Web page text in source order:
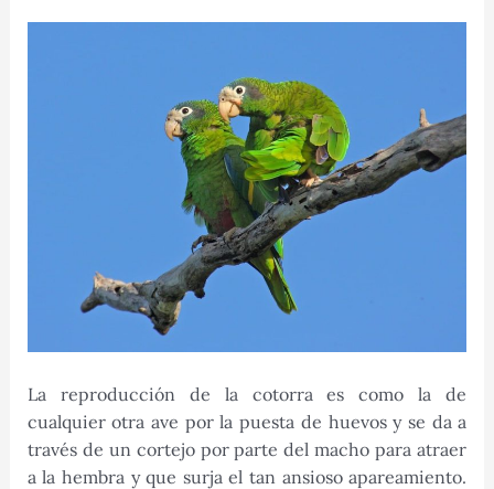
La reproducción de la cotorra es como la de
cualquier otra ave por la puesta de huevos y se da a
través de un cortejo por parte del macho para atraer
a la hembra y que surja el tan ansioso apareamiento.